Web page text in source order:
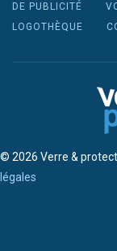
DE PUBLICITÉ
LOGOTHÈQUE
© 2026 Verre &
légales